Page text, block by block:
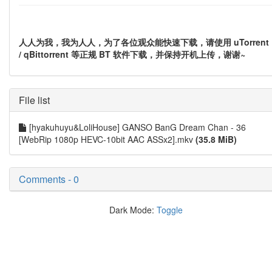
人人为我，我为人人，为了各位观众能快速下载，请使用 uTorrent
/ qBittorrent 等正规 BT 软件下载，并保持开机上传，谢谢~
File list
[hyakuhuyu&LoliHouse] GANSO BanG Dream Chan - 36
[WebRip 1080p HEVC-10bit AAC ASSx2].mkv (35.8 MiB)
Comments - 0
Dark Mode: Toggle